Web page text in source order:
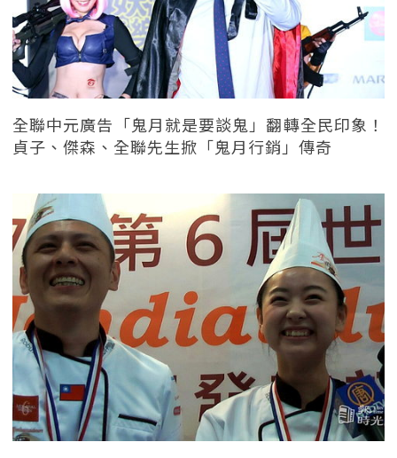
全聯中元廣告「鬼月就是要談鬼」翻轉全民印象！
貞子、傑森、全聯先生掀「鬼月行銷」傳奇